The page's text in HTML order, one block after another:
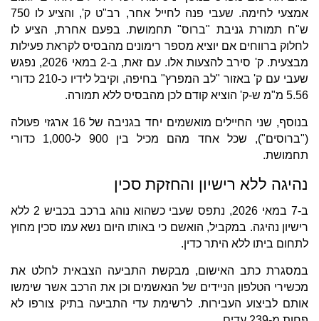
אמצעי לחימה. שעבי פנה לחייל אחר, רב"ט ק', והציע לו 750
ש"ח תמורת גניבת "ברוס" תחמושת. בפעם אחרת, הציע לו
לחלוק ברווחים אם יוציא מספר רימונים מהבסיס לקראת פעילות
מבצעית. ק' סירב להצעות אלו. עם זאת, ב-2 במאי 2026, נפגש
שעבי עם ק' באזור "לב המפרץ" בחיפה, וקיבל לידיו כ-210 כדורי
5.56 מ"מ ש-ק' הוציא קודם לכן מהבסיס ללא תמורה.
בנוסף, שני החיילים מואשמים יחד בגניבה של 16 ארגזי פעולה
("ברוסים"), שכל אחד מהם מכיל בין 900 ל-1,000 כדורי
תחמושת.
נהיגה ללא רישיון והחזקת סכין
ב-7 במאי 2026, נתפס שעבי כשהוא נוהג ברכב בכביש 2 ללא
רישיון נהיגה. במקביל, הואשם כי באותו היום נשא עמו סכין מחוץ
לתחום ביתו ללא היתר כדין.
במסגרת כתב האישום, מבקשת התביעה הצבאית לחלט את
מכשירי הטלפון הניידים של הנאשמים וכן את הרכב אשר שימשו
אותם לביצוע העבירות. לרשימת עדי התביעה בתיק צורפו לא